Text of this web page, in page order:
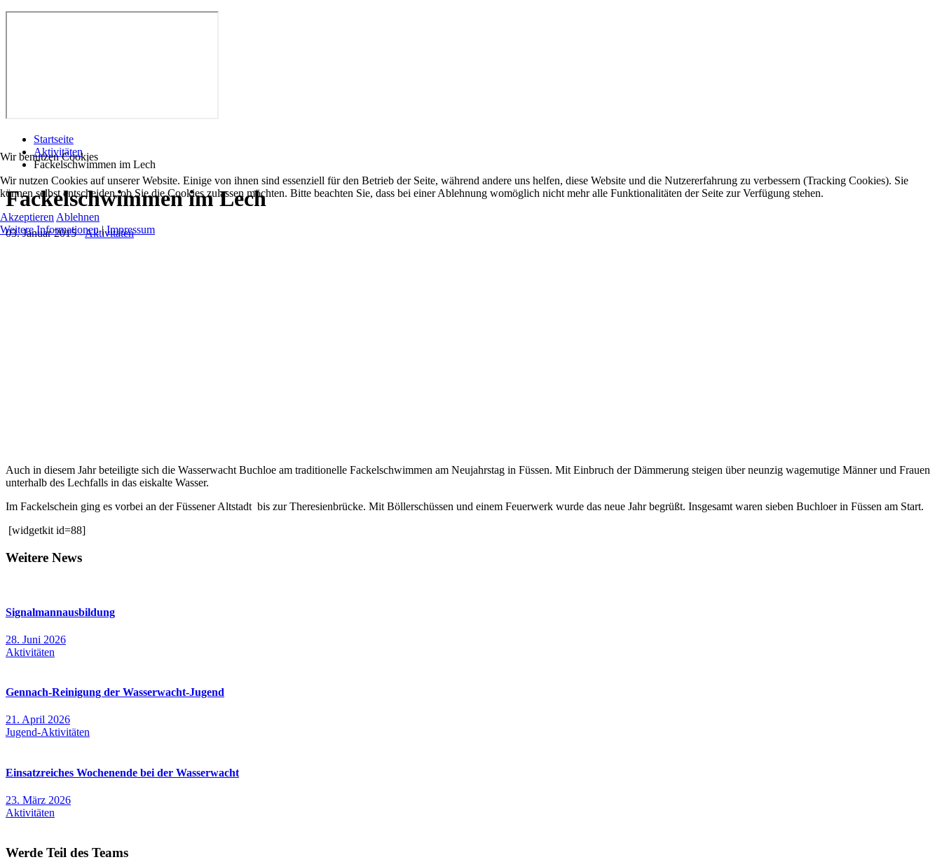
Startseite
Aktivitäten
Fackelschwimmen im Lech
Fackelschwimmen im Lech
03. Januar 2015-Aktivitäten
Auch in diesem Jahr beteiligte sich die Wasserwacht Buchloe am traditionelle Fackelschwimmen am Neujahrstag in Füssen. Mit Einbruch der Dämmerung steigen über neunzig wagemutige Männer und Frauen
unterhalb des Lechfalls in das eiskalte Wasser.
Im Fackelschein ging es vorbei an der Füssener Altstadt bis zur Theresienbrücke. Mit Böllerschüssen und einem Feuerwerk wurde das neue Jahr begrüßt. Insgesamt waren sieben Buchloer in Füssen am Start.
[widgetkit id=88]
Weitere News
Signalmannausbildung
28. Juni 2026
Aktivitäten
Gennach-Reinigung der Wasserwacht-Jugend
21. April 2026
Jugend-Aktivitäten
Einsatzreiches Wochenende bei der Wasserwacht
23. März 2026
Aktivitäten
Werde Teil des Teams
Wir benutzen Cookies
Wir nutzen Cookies auf unserer Website. Einige von ihnen sind essenziell für den Betrieb der Seite, während andere uns helfen, diese Website und die Nutzererfahrung zu verbessern (Tracking Cookies). Sie
können selbst entscheiden, ob Sie die Cookies zulassen möchten. Bitte beachten Sie, dass bei einer Ablehnung womöglich nicht mehr alle Funktionalitäten der Seite zur Verfügung stehen.
Akzeptieren Ablehnen
Weitere Informationen|Impressum